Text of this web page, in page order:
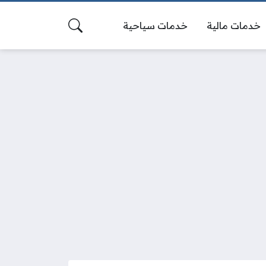
خدمات مالية خدمات سياحية